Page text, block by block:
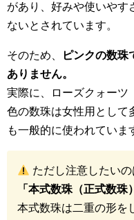
があり、好みや使いやす
ないとされています。
そのため、
ピンクの数珠
ありません。
実際に、ローズクォーツ
色の数珠は女性用として
も一般的に使われていま
ただし注意したいの
「本式数珠（正式数珠
本式数珠は二重の形を